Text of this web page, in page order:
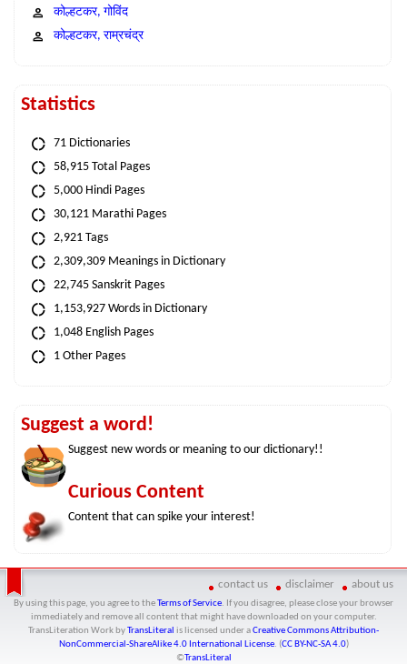
कोल्हटकर, गोविंद
कोल्हटकर, राम्रचंद्र
Statistics
71 Dictionaries
58,915 Total Pages
5,000 Hindi Pages
30,121 Marathi Pages
2,921 Tags
2,309,309 Meanings in Dictionary
22,745 Sanskrit Pages
1,153,927 Words in Dictionary
1,048 English Pages
1 Other Pages
Suggest a word!
Suggest new words or meaning to our dictionary!!
Curious Content
Content that can spike your interest!
contact us disclaimer about us
By using this page, you agree to the Terms of Service. If you disagree, please close your browser
immediately and remove all content that might have downloaded on your computer.
TransLiteration Workby TransLiteral is licensed under aCreative Commons Attribution-
NonCommercial-ShareAlike 4.0 International License. (CC BY-NC-SA 4.0)
©TransLiteral